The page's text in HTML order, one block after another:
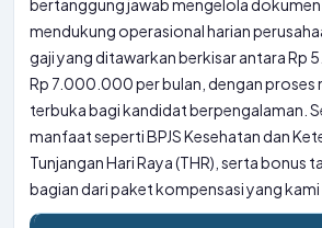
bertanggung jawab mengelola
mendukung operasional harian
gaji yang ditawarkan berkisar antara Rp
Rp 7.000.000 per bulan, dengan proses
terbuka bagi kandidat berpengalaman.
manfaat seperti BPJS Kesehatan dan
Tunjangan Hari Raya (THR), serta bonus
bagian dari paket kompensasi yang kami